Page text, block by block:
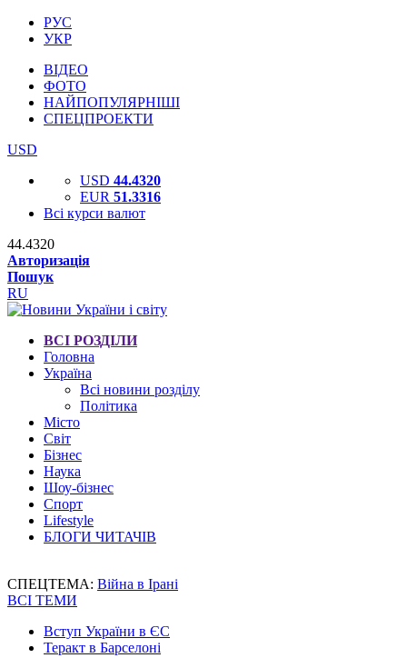
РУС
УКР
ВІДЕО
ФОТО
НАЙПОПУЛЯРНІШІ
СПЕЦПРОЕКТИ
USD
USD 44.4320
EUR 51.3316
Всі курси валют
44.4320
Авторизація
Пошук
RU
ВСІ РОЗДІЛИ
Головна
Україна
Всі новини розділу
Політика
Місто
Світ
Бізнес
Наука
Шоу-бізнес
Спорт
Lifestyle
БЛОГИ ЧИТАЧІВ
СПЕЦТЕМА: Війна в Ірані
ВСІ ТЕМИ
Вступ України в ЄС
Теракт в Барселоні